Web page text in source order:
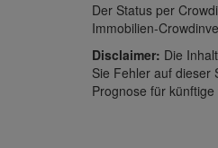
Der Status per
Immobilien-
Disclaimer: Die
Sie Fehler auf dieser
Prognose für